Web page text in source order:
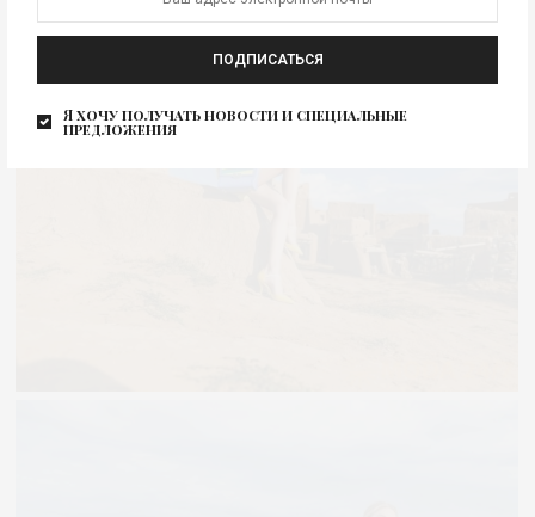
ПОДПИСАТЬСЯ
Я хочу получать новости и специальные
предложения